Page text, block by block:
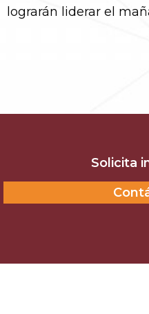
lograrán liderar el
Solicita